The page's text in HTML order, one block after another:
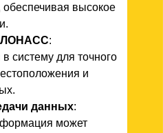
высокое
:
систему для точного
и
данных:
может